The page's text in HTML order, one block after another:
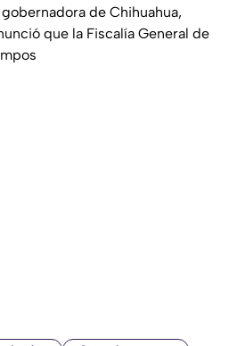
de Chihuahua,
que la Fiscalía General de